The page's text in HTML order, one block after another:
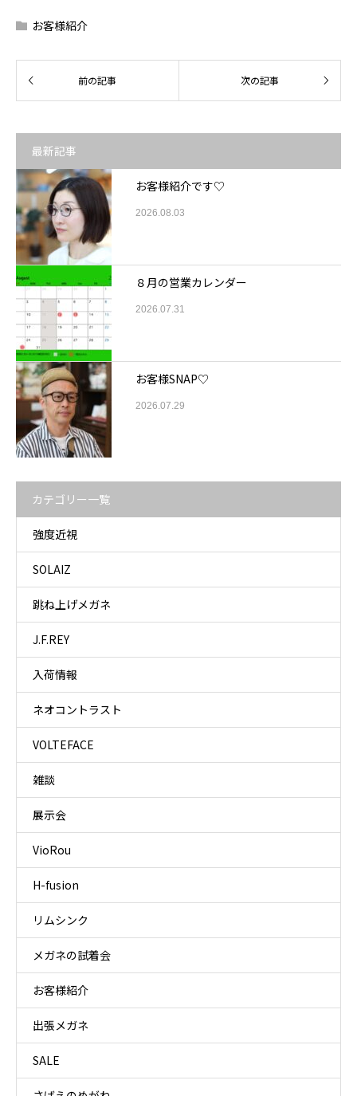
お客様紹介
最新記事
お客様紹介です♡
2026.08.03
８月の営業カレンダー
2026.07.31
お客様SNAP♡
2026.07.29
カテゴリー一覧
強度近視
SOLAIZ
跳ね上げメガネ
J.F.REY
入荷情報
ネオコントラスト
VOLTEFACE
雑談
展示会
VioRou
H-fusion
リムシンク
メガネの試着会
お客様紹介
出張メガネ
SALE